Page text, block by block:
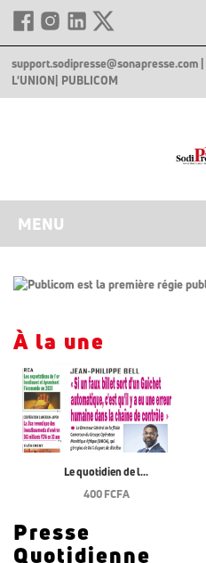
support.sodipresse@sonapresse.com
L'UNION | PUBLICOM
MENU
À la une
Le quotidien de l...
400 FCFA
Presse
Quotidienne